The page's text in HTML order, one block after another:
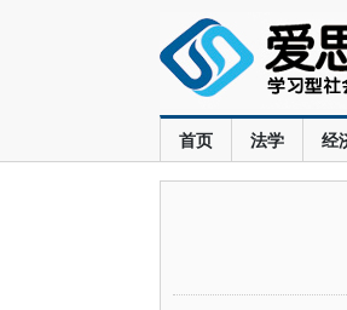
首页 法学 经